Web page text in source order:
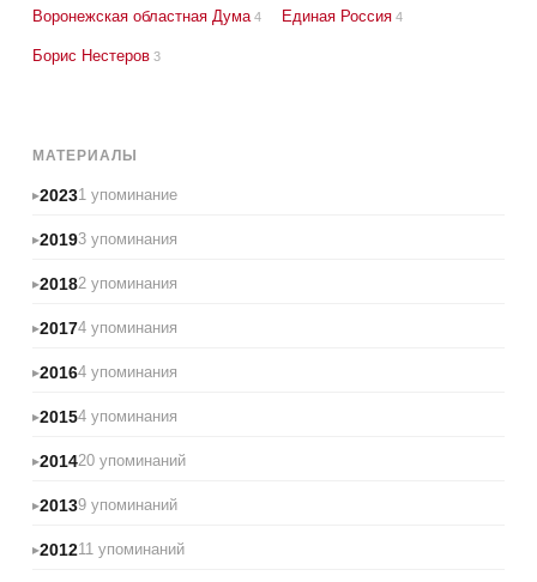
Воронежская областная Дума 4 Единая Россия 4
Борис Нестеров 3
МАТЕРИАЛЫ
20231 упоминание
20193 упоминания
20182 упоминания
20174 упоминания
20164 упоминания
20154 упоминания
201420 упоминаний
20139 упоминаний
201211 упоминаний